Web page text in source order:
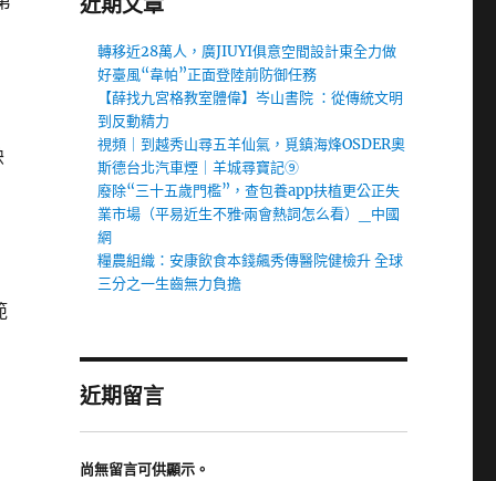
轉移近28萬人，廣JIUYI俱意空間設計東全力做
好臺風“韋帕”正面登陸前防御任務
【薛找九宮格教室體偉】岑山書院 ：從傳統文明
到反動精力
視頻｜到越秀山尋五羊仙氣，覓鎮海烽OSDER奧
斯德台北汽車煙｜羊城尋寶記⑨
廢除“三十五歲門檻”，查包養app扶植更公正失
業市場（平易近生不雅·兩會熱詞怎么看）_中國
網
糧農組織：安康飲食本錢飆秀傳醫院健檢升 全球
三分之一生齒無力負擔
近期留言
尚無留言可供顯示。